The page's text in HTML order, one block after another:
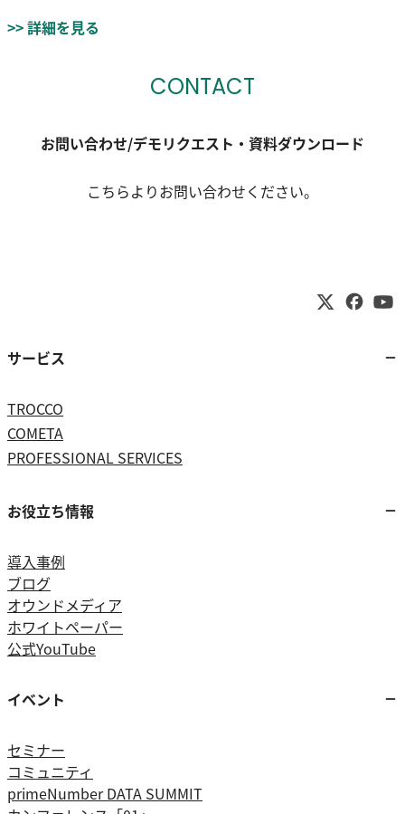
>> 詳細を見る
CONTACT
お問い合わせ/デモリクエスト・資料ダウンロード
こちらよりお問い合わせください。
サービス
TROCCO
COMETA
PROFESSIONAL SERVICES
お役立ち情報
導入事例
ブログ
オウンドメディア
ホワイトペーパー
公式YouTube
イベント
セミナー
コミュニティ
primeNumber DATA SUMMIT